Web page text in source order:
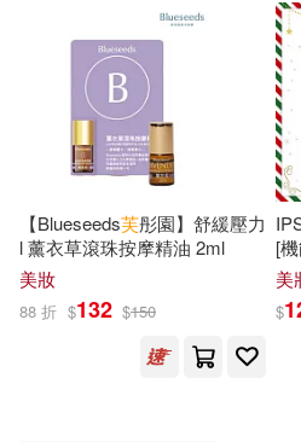
吉田秋生(19) 吳中
成海うるみ(19) 松
林清玄(19) 管家琪
薛理勇(19)
陳文漢（主編）(19)
浙江人民美術出版社(128)
中國中醫藥出版社(127)
中國林業出版社(127)
長鴻出版社(127)
【Blueseeds芙彤園】舒緩壓力
l 薰衣草滾珠按摩精油 2ml
美妝
88 折 $132 $150
[
牌
版
美
$